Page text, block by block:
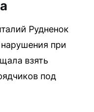
Рудненок
при
взять
под